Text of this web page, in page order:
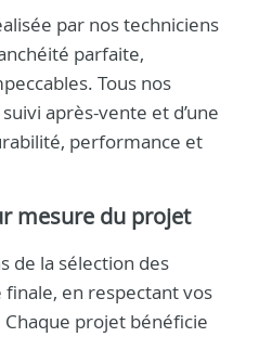
par nos techniciens
parfaite,
Tous nos
après-vente et d’une
performance et
mesure du projet
de la sélection des
finale, en respectant vos
projet bénéficie